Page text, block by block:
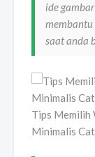
ide
saat anda
Tips Memilih
Minimalis